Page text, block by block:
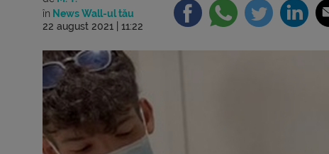
în News Wall-ul tău
22 august 2021 | 11:22